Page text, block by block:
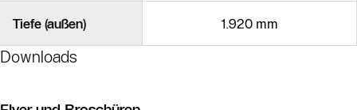
Tiefe (außen) 1.920 mm
Downloads